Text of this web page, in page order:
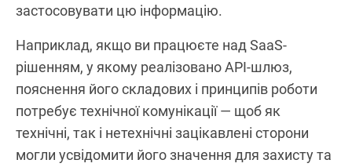
застосовувати цю інформацію.
Наприклад, якщо ви працюєте над SaaS-
рішенням, у якому реалізовано API-шлюз,
пояснення його складових і принципів роботи
потребує технічної комунікації — щоб як
технічні, так і нетехнічні зацікавлені сторони
могли усвідомити його значення для захисту та